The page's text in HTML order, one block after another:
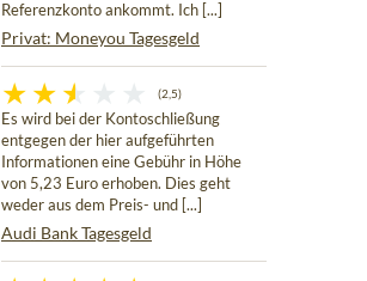
Referenzkonto ankommt. Ich [...]
Privat: Moneyou Tagesgeld
(2,5)
Es wird bei der Kontoschließung
entgegen der hier aufgeführten
Informationen eine Gebühr in Höhe
von 5,23 Euro erhoben. Dies geht
weder aus dem Preis- und [...]
Audi Bank Tagesgeld